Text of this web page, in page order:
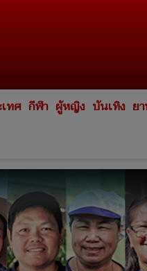
ทศ กีฬา ผู้หญิง บันเทิง ย